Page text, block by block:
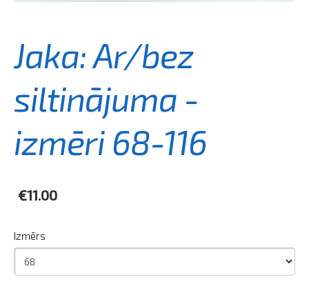
Jaka: Ar/bez
siltinājuma -
izmēri 68-116
€11.00
Izmērs